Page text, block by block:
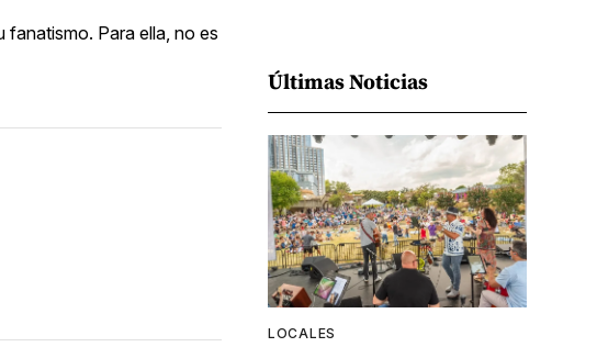
fanatismo. Para ella, no es
Últimas Noticias
LOCALES